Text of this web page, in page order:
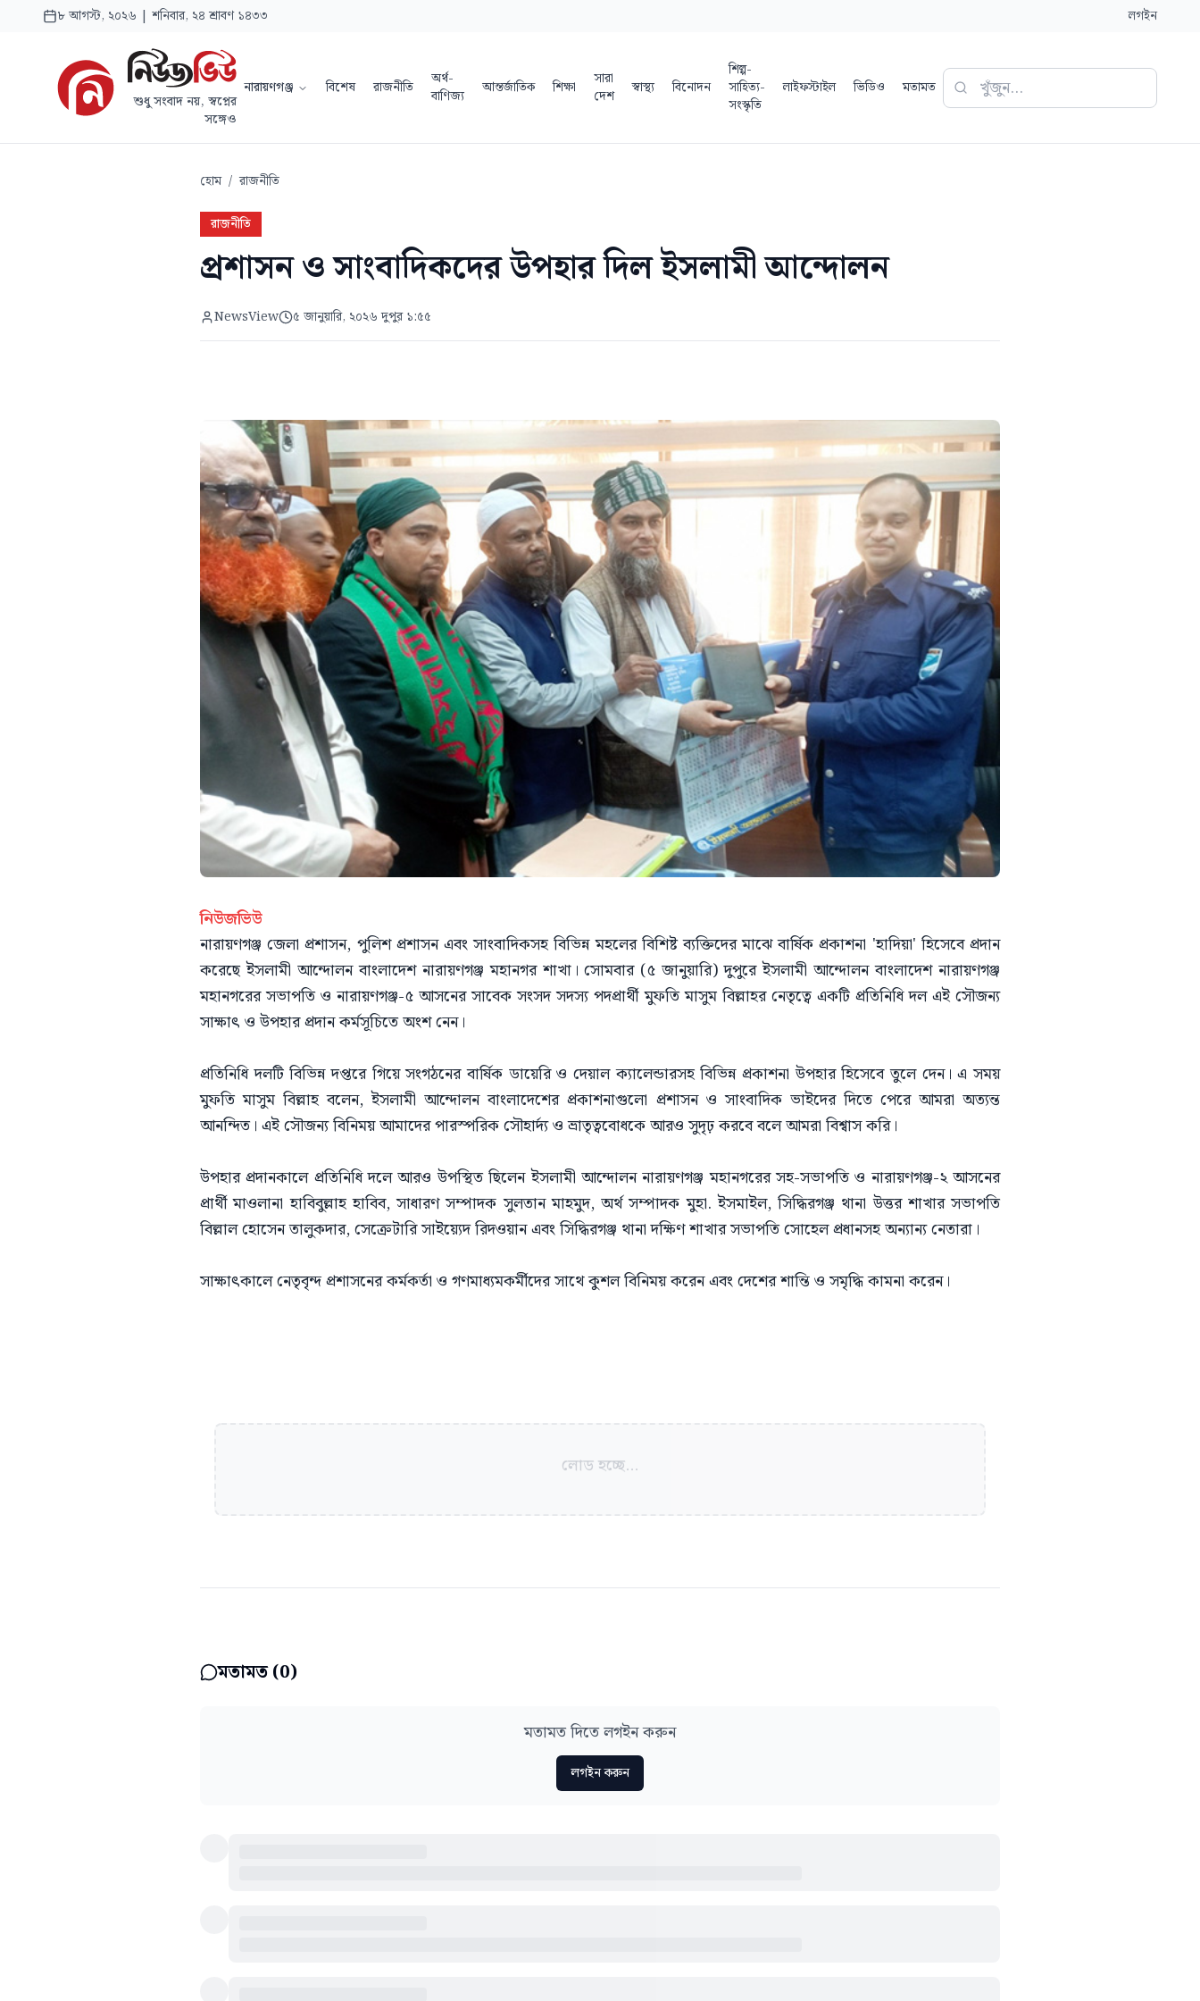
৮ আগস্ট, ২০২৬ | শনিবার, ২৪ শ্রাবণ ১৪৩৩ লগইন
শুধু সংবাদ নয়, স্বপ্নের
সঙ্গেও
নারায়ণগঞ্জ বিশেষ রাজনীতি
অর্থ-
বাণিজ্য
আন্তর্জাতিক শিক্ষা
সারা
দেশ
স্বাস্থ্য বিনোদন
শিল্প-
সাহিত্য-
সংস্কৃতি
লাইফস্টাইল ভিডিও মতামত
হোম / রাজনীতি
রাজনীতি
প্রশাসন ও সাংবাদিকদের উপহার দিল ইসলামী আন্দোলন
NewsView ৫ জানুয়ারি, ২০২৬ দুপুর ১:৫৫
নিউজভিউ
নারায়ণগঞ্জ জেলা প্রশাসন, পুলিশ প্রশাসন এবং সাংবাদিকসহ বিভিন্ন মহলের বিশিষ্ট ব্যক্তিদের মাঝে বার্ষিক প্রকাশনা 'হাদিয়া' হিসেবে প্রদান
করেছে ইসলামী আন্দোলন বাংলাদেশ নারায়ণগঞ্জ মহানগর শাখা। সোমবার (৫ জানুয়ারি) দুপুরে ইসলামী আন্দোলন বাংলাদেশ নারায়ণগঞ্জ
মহানগরের সভাপতি ও নারায়ণগঞ্জ-৫ আসনের সাবেক সংসদ সদস্য পদপ্রার্থী মুফতি মাসুম বিল্লাহর নেতৃত্বে একটি প্রতিনিধি দল এই সৌজন্য
সাক্ষাৎ ও উপহার প্রদান কর্মসূচিতে অংশ নেন।
প্রতিনিধি দলটি বিভিন্ন দপ্তরে গিয়ে সংগঠনের বার্ষিক ডায়েরি ও দেয়াল ক্যালেন্ডারসহ বিভিন্ন প্রকাশনা উপহার হিসেবে তুলে দেন। এ সময়
মুফতি মাসুম বিল্লাহ বলেন, ইসলামী আন্দোলন বাংলাদেশের প্রকাশনাগুলো প্রশাসন ও সাংবাদিক ভাইদের দিতে পেরে আমরা অত্যন্ত
আনন্দিত। এই সৌজন্য বিনিময় আমাদের পারস্পরিক সৌহার্দ্য ও ভ্রাতৃত্ববোধকে আরও সুদৃঢ় করবে বলে আমরা বিশ্বাস করি।
উপহার প্রদানকালে প্রতিনিধি দলে আরও উপস্থিত ছিলেন ইসলামী আন্দোলন নারায়ণগঞ্জ মহানগরের সহ-সভাপতি ও নারায়ণগঞ্জ-২ আসনের
প্রার্থী মাওলানা হাবিবুল্লাহ হাবিব, সাধারণ সম্পাদক সুলতান মাহমুদ, অর্থ সম্পাদক মুহা. ইসমাইল, সিদ্ধিরগঞ্জ থানা উত্তর শাখার সভাপতি
বিল্লাল হোসেন তালুকদার, সেক্রেটারি সাইয়্যেদ রিদওয়ান এবং সিদ্ধিরগঞ্জ থানা দক্ষিণ শাখার সভাপতি সোহেল প্রধানসহ অন্যান্য নেতারা।
সাক্ষাৎকালে নেতৃবৃন্দ প্রশাসনের কর্মকর্তা ও গণমাধ্যমকর্মীদের সাথে কুশল বিনিময় করেন এবং দেশের শান্তি ও সমৃদ্ধি কামনা করেন।
লোড হচ্ছে...
মতামত (0)
মতামত দিতে লগইন করুন
লগইন করুন